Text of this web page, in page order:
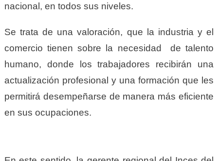
nacional, en todos sus niveles.
Se trata de una valoración, que la industria y el
comercio tienen sobre la necesidad de talento
humano, donde los trabajadores recibirán una
actualización profesional y una formación que les
permitirá desempeñarse de manera más eficiente
en sus ocupaciones.